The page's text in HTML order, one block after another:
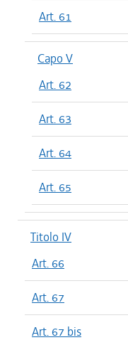
Art. 61
Capo V
Art. 62
Art. 63
Art. 64
Art. 65
Titolo IV
Art. 66
Art. 67
Art. 67 bis